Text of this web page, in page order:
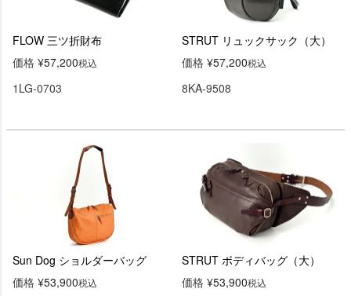
FLOW 三ツ折財布
価格 ¥57,200税込
1LG-0703
STRUT リュックサック（大）
価格 ¥57,200税込
8KA-9508
Sun Dog ショルダーバッグ
価格 ¥53,900税込
STRUT ボディバッグ（大）
価格 ¥53,900税込